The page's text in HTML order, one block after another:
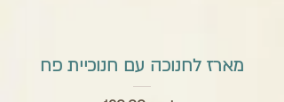
מארז לחנוכה עם חנוכיית פח